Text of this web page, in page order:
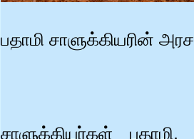
பதாமி சாளுக்கியரின்
சாளுக்கியர்கள்